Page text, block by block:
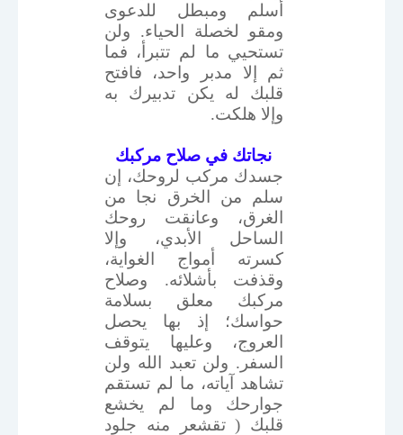
أسلم ومبطل للدعوى
ومقو لخصلة الحياء. ولن
تستحيي ما لم تتبرأ، فما
ثم إلا مدبر واحد، فافتح
قلبك له يكن تدبيرك به
وإلا هلكت.
نجاتك في صلاح مركبك
جسدك مركب لروحك، إن
سلم من الخرق نجا من
الغرق، وعانقت روحك
الساحل الأبدي، وإلا
كسرته أمواج الغواية،
وقذفت بأشلائه. وصلاح
مركبك معلق بسلامة
حواسك؛ إذ بها يحصل
العروج، وعليها يتوقف
السفر. ولن تعبد الله ولن
تشاهد آياته، ما لم تستقم
جوارحك وما لم يخشع
قلبك ( تقشعر منه جلود